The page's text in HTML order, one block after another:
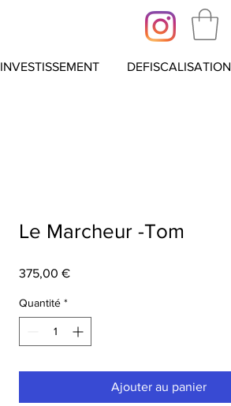
INVESTISSEMENT DEFISCALISATION
Le Marcheur -Tom
375,00 €Prix
Quantité *
Ajouter au panier